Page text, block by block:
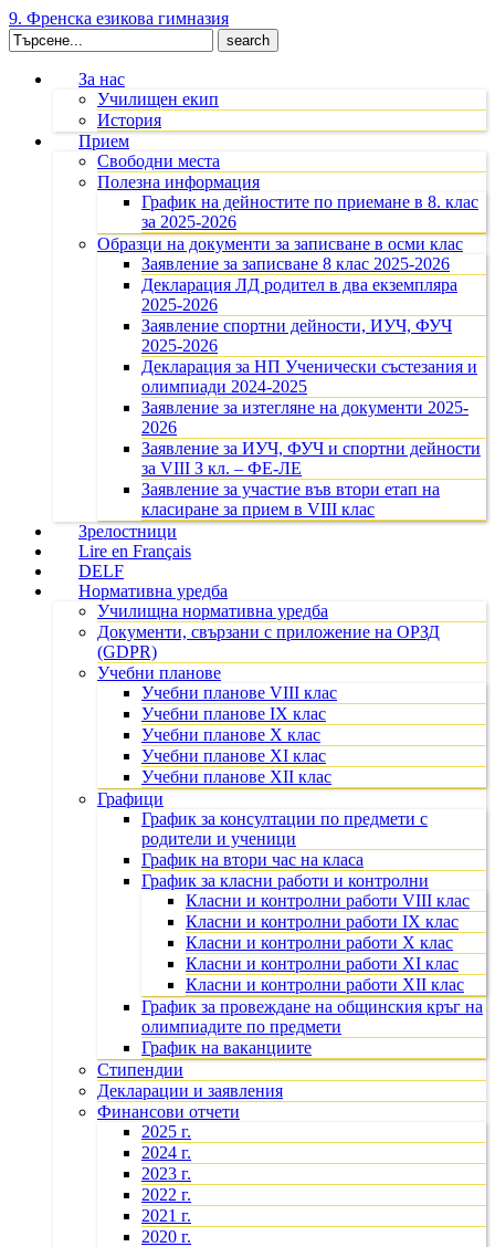
9. Френска езикова гимназия
Search
for:
За нас
Училищен екип
История
Прием
Свободни места
Полезна информация
График на дейностите по приемане в 8. клас
за 2025-2026
Образци на документи за записване в осми клас
Заявление за записване 8 клас 2025-2026
Декларация ЛД родител в два екземпляра
2025-2026
Заявление спортни дейности, ИУЧ, ФУЧ
2025-2026
Декларация за НП Ученически състезания и
олимпиади 2024-2025
Заявление за изтегляне на документи 2025-
2026
Заявление за ИУЧ, ФУЧ и спортни дейности
за VIII З кл. – ФЕ-ЛЕ
Заявление за участие във втори етап на
класиране за прием в VIII клас
Зрелостници
Lire en Français
DELF
Нормативна уредба
Училищна нормативна уредба
Документи, свързани с приложение на ОРЗД
(GDPR)
Учебни планове
Учебни планове VIII клас
Учебни планове IX клас
Учебни планове X клас
Учебни планове XI клас
Учебни планове XII клас
Графици
График за консултации по предмети с
родители и ученици
График на втори час на класа
График за класни работи и контролни
Класни и контролни работи VIII клас
Класни и контролни работи IX клас
Класни и контролни работи X клас
Класни и контролни работи XI клас
Класни и контролни работи XII клас
График за провеждане на общинския кръг на
олимпиадите по предмети
График на ваканциите
Стипендии
Декларации и заявления
Финансови отчети
2025 г.
2024 г.
2023 г.
2022 г.
2021 г.
2020 г.